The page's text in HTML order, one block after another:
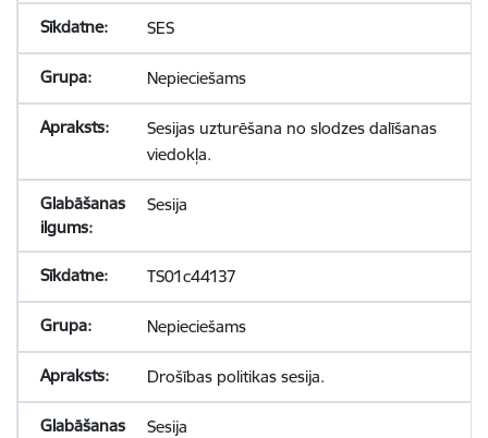
SES
Nepieciešams
Sesijas uzturēšana no slodzes dalīšanas
viedokļa.
Sesija
TS01c44137
Nepieciešams
Drošības politikas sesija.
Sesija